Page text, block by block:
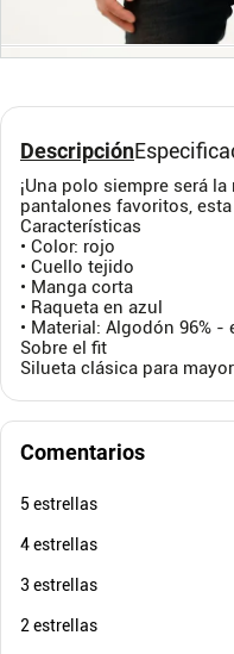
Descripción
¡Una polo siempre será
pantalones favoritos,
Características
• Color: rojo
• Cuello tejido
• Manga corta
• Raqueta en azul
• Material: Algodón 96% -
Sobre el fit
Silueta clásica para
Comentarios
5 estrellas
4 estrellas
3 estrellas
2 estrellas